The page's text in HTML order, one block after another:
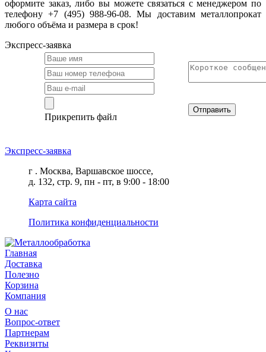
оформите заказ, либо вы можете связаться с менеджером по
телефону +7 (495) 988-96-08. Мы доставим металлопрокат
любого объёма и размера в срок!
Экспресс-заявка
Прикрепить файл
Отправить
Экспресс-заявка
г . Москва, Варшавское шоссе,
д. 132, стр. 9, пн - пт, в 9:00 - 18:00
Карта сайта
Политика конфиденциальности
Главная
Доставка
Полезно
Корзина
Компания
О нас
Вопрос-ответ
Партнерам
Реквизиты